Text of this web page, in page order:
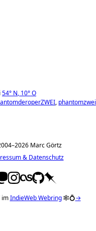
54° N, 10°O
phantomzwei
Marc Görtz
& Datenschutz
imIndieWeb Webring🕸💍→